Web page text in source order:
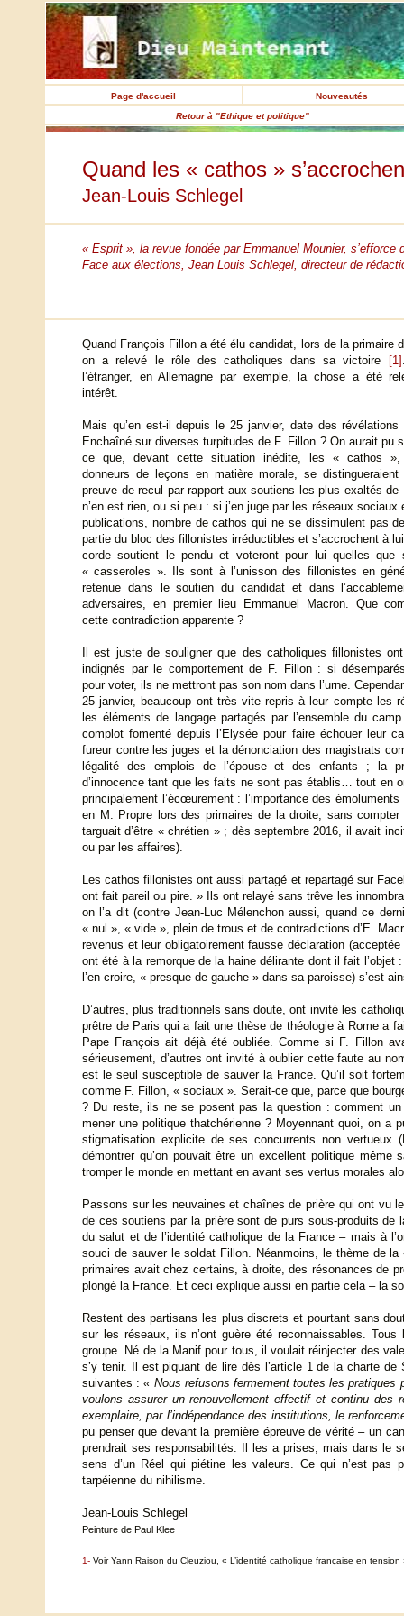
Page d'accueil
Nouveautés
Retour à "Ethique et politique"
Quand les « cathos »
Jean-Louis Schlegel
« Esprit », la revue fondée par Emmanuel Mounier,
Face aux élections, Jean Louis Schlegel, directeur de
Quand François Fillon a été élu candidat, lors de la primaire
on a relevé le rôle des catholiques dans sa victoire
[1]
l’étranger, en Allemagne par exemple, la chose a été
intérêt.
Mais qu’en est-il depuis le 25 janvier, date des révélations
Enchaîné sur diverses turpitudes de F. Fillon ? On aurait pu
ce que, devant cette situation inédite, les « cathos »,
donneurs de leçons en matière morale, se
preuve de recul par rapport aux soutiens les plus exaltés de
n’en est rien, ou si peu : si j’en juge par les réseaux sociaux
publications, nombre de cathos qui ne se dissimulent pas
partie du bloc des fillonistes irréductibles et s’accrochent à
corde soutient le pendu et voteront pour lui quelles que
« casseroles ». Ils sont à l’unisson des fillonistes en
retenue dans le soutien du candidat et dans
adversaires, en premier lieu Emmanuel Macron. Que
cette contradiction apparente ?
Il est juste de souligner que des catholiques fillonistes
indignés par le comportement de F. Fillon : si
pour voter, ils ne mettront pas son nom dans l’urne.
25 janvier, beaucoup ont très vite repris à leur compte les
les éléments de langage partagés par l’ensemble du
complot fomenté depuis l’Elysée pour faire échouer leur
fureur contre les juges et la dénonciation des magistrats
légalité des emplois de l’épouse et des enfants ; la
d’innocence tant que les faits ne sont pas établis… tout en
principalement l’écœurement : l’importance des
en M. Propre lors des primaires de la droite, sans
targuait d’être « chrétien » ; dès septembre 2016, il avait
ou par les affaires).
Les cathos fillonistes ont aussi partagé et repartagé sur
ont fait pareil ou pire. » Ils ont relayé sans trêve les
on l’a dit (contre Jean-Luc Mélenchon aussi, quand ce
« nul », « vide », plein de trous et de contradictions d’E.
revenus et leur obligatoirement fausse déclaration
ont été à la remorque de la haine délirante dont il fait
l’en croire, « presque de gauche » dans sa paroisse) s’est
D’autres, plus traditionnels sans doute, ont invité les
prêtre de Paris qui a fait une thèse de théologie à Rome a
Pape François ait déjà été oubliée. Comme si F. Fillon
sérieusement, d’autres ont invité à oublier cette faute au
est le seul susceptible de sauver la France. Qu’il soit
comme F. Fillon, « sociaux ». Serait-ce que, parce que
? Du reste, ils ne se posent pas la question : comment un
mener une politique thatchérienne ? Moyennant quoi, on
stigmatisation explicite de ses concurrents non vertueux
démontrer qu’on pouvait être un excellent politique
tromper le monde en mettant en avant ses vertus morales
Passons sur les neuvaines et chaînes de prière qui ont vu
de ces soutiens par la prière sont de purs sous-produits de
du salut et de l’identité catholique de la France – mais à
souci de sauver le soldat Fillon. Néanmoins, le thème de
primaires avait chez certains, à droite, des résonances de
plongé la France. Et ceci explique aussi en partie cela – la
Restent des partisans les plus discrets et pourtant sans
sur les réseaux, ils n’ont guère été reconnaissables.
groupe. Né de la Manif pour tous, il voulait réinjecter des
s’y tenir. Il est piquant de lire dès l’article 1 de la charte
suivantes :« Nous refusons fermement toutes les pratiques
voulons assurer un renouvellement effectif et continu des
exemplaire, par l’indépendance des institutions, le
pu penser que devant la première épreuve de vérité – un
prendrait ses responsabilités. Il les a prises, mais dans le
sens d’un Réel qui piétine les valeurs. Ce qui n’est pas
tarpéienne du nihilisme.
Jean-Louis Schlegel
Peinture de Paul Klee
1- Voir Yann Raison du Cleuziou, « L’identité catholique française en